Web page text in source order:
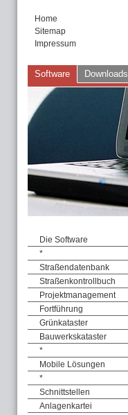
Home
Sitemap
Impressum
Software Downloads
Die Software
*
Straßendatenbank
Straßenkontrollbuch
Projektmanagement
Fortführung
Grünkataster
Bauwerkskataster
*
Mobile Lösungen
*
Schnittstellen
Anlagenkartei